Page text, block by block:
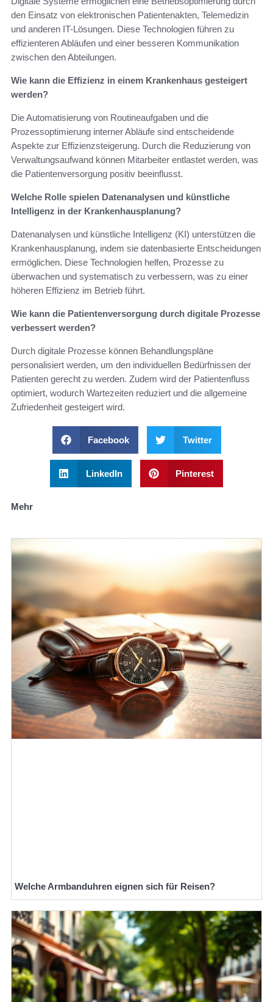
den Einsatz von elektronischen Patientenakten, Telemedizin
und anderen IT-Lösungen. Diese Technologien führen zu
effizienteren Abläufen und einer besseren Kommunikation
zwischen den Abteilungen.
Wie kann die Effizienz in einem Krankenhaus gesteigert
werden?
Die Automatisierung von Routineaufgaben und die
Prozessoptimierung interner Abläufe sind entscheidende
Aspekte zur Effizienzsteigerung. Durch die Reduzierung von
Verwaltungsaufwand können Mitarbeiter entlastet werden, was
die Patientenversorgung positiv beeinflusst.
Welche Rolle spielen Datenanalysen und künstliche
Intelligenz in der Krankenhausplanung?
Datenanalysen und künstliche Intelligenz (KI) unterstützen die
Krankenhausplanung, indem sie datenbasierte Entscheidungen
ermöglichen. Diese Technologien helfen, Prozesse zu
überwachen und systematisch zu verbessern, was zu einer
höheren Effizienz im Betrieb führt.
Wie kann die Patientenversorgung durch digitale Prozesse
verbessert werden?
Durch digitale Prozesse können Behandlungspläne
personalisiert werden, um den individuellen Bedürfnissen der
Patienten gerecht zu werden. Zudem wird der Patientenfluss
optimiert, wodurch Wartezeiten reduziert und die allgemeine
Zufriedenheit gesteigert wird.
Facebook Twitter
LinkedIn Pinterest
Mehr
Welche Armbanduhren eignen sich für Reisen?